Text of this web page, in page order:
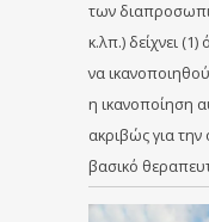
των
κ.λπ.) δείχνει
να
η ικανοποίηση
ακριβώς για την
βασικό